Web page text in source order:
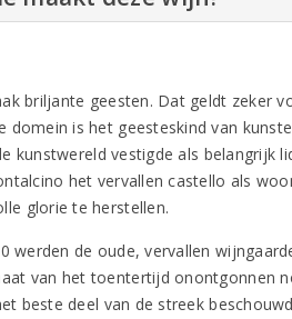
briljante geesten. Dat geldt zeker
is het geesteskind van
kunstwereld vestigde als belangrijk
het vervallen castello als
glorie te herstellen.
werden de oude, vervallen
van het toentertijd onontgonnen
beste deel van de streek